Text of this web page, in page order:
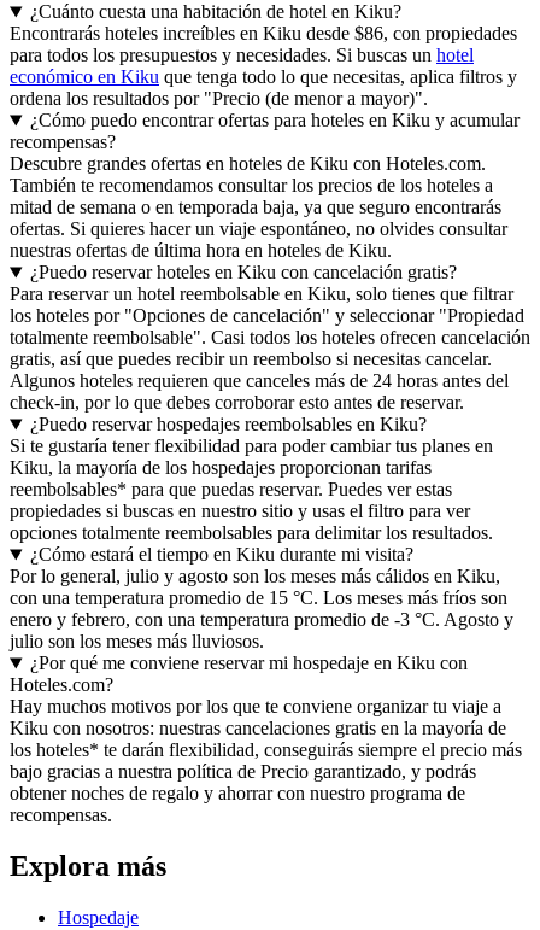
¿Cuánto cuesta una habitación de hotel en Kiku?
Encontrarás hoteles increíbles en Kiku desde $86, con propiedades
para todos los presupuestos y necesidades. Si buscas un hotel
económico en Kiku que tenga todo lo que necesitas, aplica filtros y
ordena los resultados por "Precio (de menor a mayor)".
¿Cómo puedo encontrar ofertas para hoteles en Kiku y acumular
recompensas?
Descubre grandes ofertas en hoteles de Kiku con Hoteles.com.
También te recomendamos consultar los precios de los hoteles a
mitad de semana o en temporada baja, ya que seguro encontrarás
ofertas. Si quieres hacer un viaje espontáneo, no olvides consultar
nuestras ofertas de última hora en hoteles de Kiku.
¿Puedo reservar hoteles en Kiku con cancelación gratis?
Para reservar un hotel reembolsable en Kiku, solo tienes que filtrar
los hoteles por "Opciones de cancelación" y seleccionar "Propiedad
totalmente reembolsable". Casi todos los hoteles ofrecen cancelación
gratis, así que puedes recibir un reembolso si necesitas cancelar.
Algunos hoteles requieren que canceles más de 24 horas antes del
check-in, por lo que debes corroborar esto antes de reservar.
¿Puedo reservar hospedajes reembolsables en Kiku?
Si te gustaría tener flexibilidad para poder cambiar tus planes en
Kiku, la mayoría de los hospedajes proporcionan tarifas
reembolsables* para que puedas reservar. Puedes ver estas
propiedades si buscas en nuestro sitio y usas el filtro para ver
opciones totalmente reembolsables para delimitar los resultados.
¿Cómo estará el tiempo en Kiku durante mi visita?
Por lo general, julio y agosto son los meses más cálidos en Kiku,
con una temperatura promedio de 15 °C. Los meses más fríos son
enero y febrero, con una temperatura promedio de -3 °C. Agosto y
julio son los meses más lluviosos.
¿Por qué me conviene reservar mi hospedaje en Kiku con
Hoteles.com?
Hay muchos motivos por los que te conviene organizar tu viaje a
Kiku con nosotros: nuestras cancelaciones gratis en la mayoría de
los hoteles* te darán flexibilidad, conseguirás siempre el precio más
bajo gracias a nuestra política de Precio garantizado, y podrás
obtener noches de regalo y ahorrar con nuestro programa de
recompensas.
Explora más
Hospedaje